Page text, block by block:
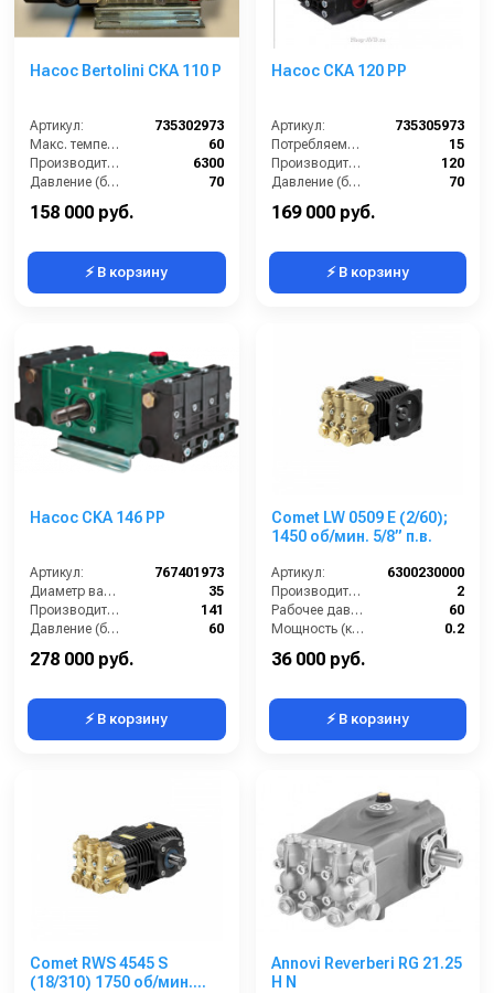
Насос Bertolini CKA 110 P
Артикул:
735302973
Макс. температура воды (°C):
60
Производительность (л/ч):
6300
Давление (бар):
70
158 000 руб.
⚡ В корзину
Насос CKA 120 РP
Артикул:
735305973
Потребляемая мощность (кВт):
15
Производительность (л/мин):
120
Давление (бар):
70
169 000 руб.
⚡ В корзину
Насос CKA 146 РP
Артикул:
767401973
Диаметр вала (мм):
35
Производительность (л/мин):
141
Давление (бар):
60
278 000 руб.
⚡ В корзину
Comet LW 0509 E (2/60);
1450 об/мин. 5/8” п.в.
Артикул:
6300230000
Производительность (л/мин):
2
Рабочее давление (бар):
60
Мощность (кВт):
0.2
36 000 руб.
⚡ В корзину
Comet RWS 4545 S
(18/310) 1750 об/мин.
Annovi Reverberi RG 21.25
H N